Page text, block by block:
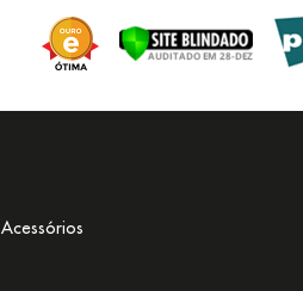
Acessórios